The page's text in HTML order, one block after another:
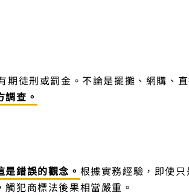
期徒刑或罰金。不論是擺攤、網購、
查。
錯誤的觀念。 根據實務經驗，即使
犯商標法後果相當嚴重。